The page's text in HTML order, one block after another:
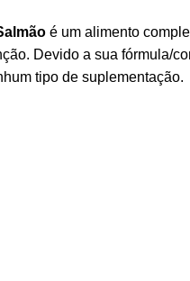
é um alimento
Devido a sua fórmula/
tipo de suplementação.